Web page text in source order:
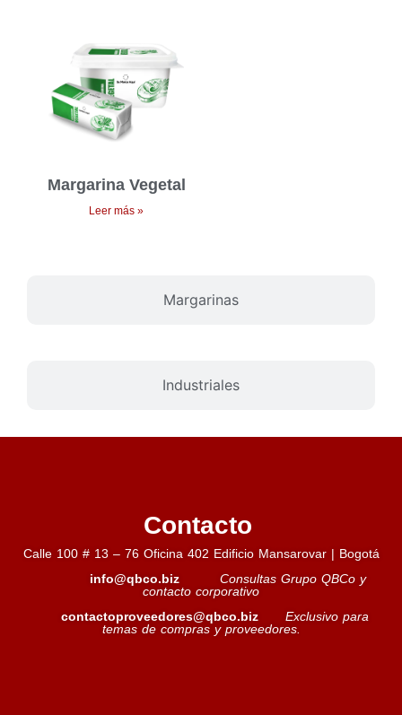
Margarinas
Industriales
Margarina Vegetal
Leer más »
Contacto
Calle 100 # 13 – 76 Oficina 402 Edificio Mansarovar | Bogotá
info@qbco.biz
Consultas Grupo QBCo y
contacto corporativo
contactoproveedores@qbco.biz
Exclusivo para
temas de compras y proveedores.